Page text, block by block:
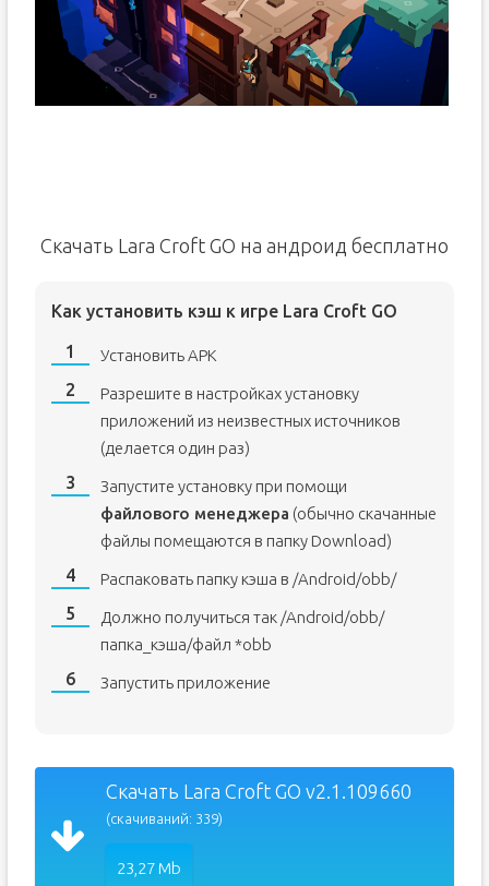
Скачать Lara Croft GO на андроид бесплатно
Как установить кэш к игре Lara Croft GO
Установить APK
Разрешите в настройках установку
приложений из неизвестных источников
(делается один раз)
Запустите установку при помощи
файлового менеджера (обычно скачанные
файлы помещаются в папку Download)
Распаковать папку кэша в /Android/obb/
Должно получиться так /Android/obb/
папка_кэша/файл *obb
Запустить приложение
Скачать Lara Croft GO v2.1.109660
(скачиваний: 339)
23,27 Mb